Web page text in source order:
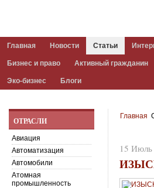
Главная Новости Статьи
Бизнес и право Активный гражданин
Эко-бизнес Блоги
Главная
15 Июль
ОТРАСЛИ
Авиация
Автоматизация
Автомобили
Атомная
промышленность